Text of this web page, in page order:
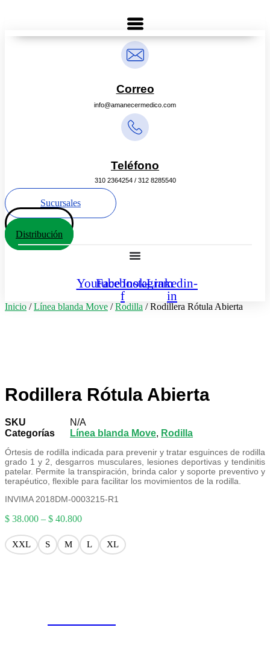
Correo
info@amanecermedico.com
Teléfono
310 2364254 / 312 8285540
Sucursales
Distribución
Youtube
Facebook-
f
InstagramLinkedin-
in
Inicio /Línea blanda Move /Rodilla / Rodillera Rótula Abierta
Rodillera Rótula Abierta
SKU
N/A
Categorías
Línea blanda Move, Rodilla
Órtesis de rodilla indicada para prevenir y tratar esguinces de rodilla
grado 1 y 2, desgarros musculares, lesiones deportivas y tendinitis
patelar. Permite la transpiración, brinda calor y soporte preventivo y
terapéutico, flexible para facilitar los movimientos de la rodilla.
INVIMA 2018DM-0003215-R1
$ 38.000 – $ 40.800
XXL S M L XL